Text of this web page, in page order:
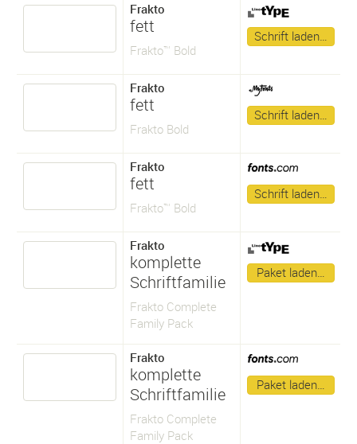
Frakto
fett
Frakto™ Bold
Schrift laden…
Frakto
fett
Frakto Bold
Schrift laden…
Frakto
fett
Frakto™ Bold
Schrift laden…
Frakto
komplette
Schriftfamilie
Frakto Complete
Family Pack
Paket laden…
Frakto
komplette
Schriftfamilie
Frakto Complete
Family Pack
Paket laden…